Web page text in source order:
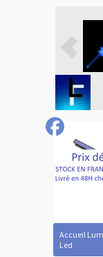
Accueil
Led